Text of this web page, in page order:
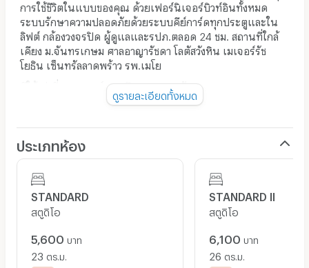
การใช้ชีวิตในแบบของคุณ ด้วยเฟอร์นิเจอร์บิวท์อินทั้งหมด
ระบบรักษาความปลอดภัยด้วยระบบคีย์การ์ดทุกประตูและใน
ลิฟต์ กล้องวงจรปิด ผู้ดูแลและรปภ.ตลอด 24 ชม. สถานที่ใกล้
เคียง ม.จันทรเกษม ศาลอาญารัชดา โลตัสวังหิน เมเจอร์รัช
โยธิน เซ็นทรัลลาดพร้าว รพ.เมโย
มีให้เช่าที่จอรถยนต์รายเดือนและรายวัน
เช่ารายเดือน 1,000 บาท
เช่ารายวัน 200 บาท/วัน 50 บาท/ชม.
T: 092-048-4823,,
E:portico.front@gmail.com
Line@ : @portico
FB :https://www.facebook.com/porticoresidence/
ดูรายละเอียดทั้งหมด
ประเภทห้อง
STANDARD
สตูดิโอ
5,600 บาท
23 ตร.ม.
STANDARD II
สตูดิโอ
6,100 บาท
26 ตร.ม.